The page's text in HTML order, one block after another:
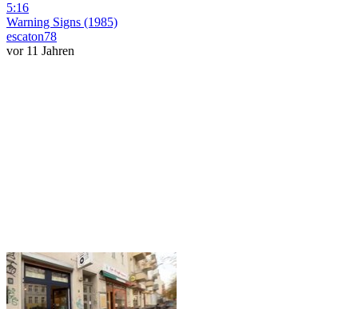
5:16
Warning Signs (1985)
escaton78
vor 11 Jahren